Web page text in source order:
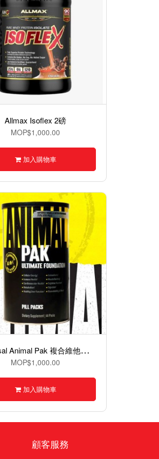
Allmax Isoflex 2磅
MOP$1,000.00
加入購物車
U
niversal Animal Pak 複合維他命丸包 44 包裝
MOP$1,000.00
加入購物車
顧客服務